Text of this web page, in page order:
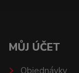
MŮJ ÚČET